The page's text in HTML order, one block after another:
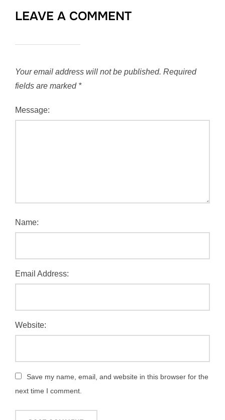
LEAVE A COMMENT
Your email address will not be published. Required
fields are marked *
Message:
Name:
Email Address:
Website:
Save my name, email, and website in this browser for the
next time I comment.